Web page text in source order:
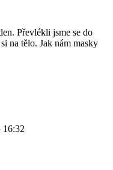
Převlékli jsme se do
na tělo. Jak nám masky
16:32